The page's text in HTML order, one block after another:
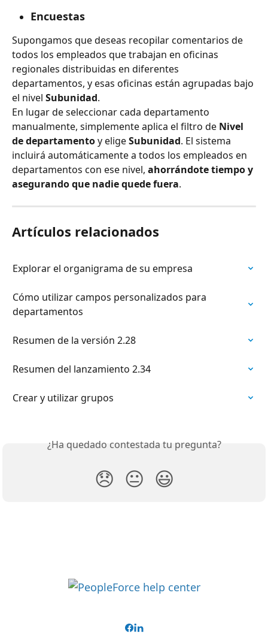
Encuestas
Supongamos que deseas recopilar comentarios de
todos los empleados que trabajan en oficinas
regionales distribuidas en diferentes
departamentos, y esas oficinas están agrupadas bajo
el nivel Subunidad.
En lugar de seleccionar cada departamento
manualmente, simplemente aplica el filtro de Nivel
de departamento y elige Subunidad. El sistema
incluirá automáticamente a todos los empleados en
departamentos con ese nivel, ahorrándote tiempo y
asegurando que nadie quede fuera.
Artículos relacionados
Explorar el organigrama de su empresa
Cómo utilizar campos personalizados para
departamentos
Resumen de la versión 2.28
Resumen del lanzamiento 2.34
Crear y utilizar grupos
¿Ha quedado contestada tu pregunta?
😞 😐 😃